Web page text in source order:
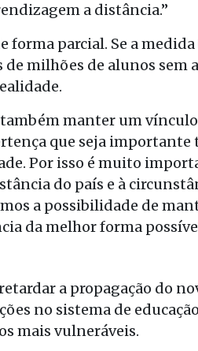
a distância.”
forma parcial. Se a
milhões de alunos sem
manter um
que seja importante
Por isso é muito
do país e à
a possibilidade de
da melhor forma
a propagação do
no sistema de
mais vulneráveis.